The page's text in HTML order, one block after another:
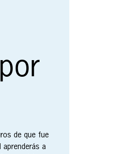
de que fue
a